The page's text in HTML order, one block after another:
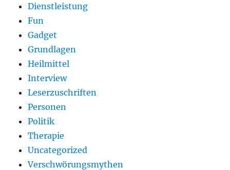
Dienstleistung
Fun
Gadget
Grundlagen
Heilmittel
Interview
Leserzuschriften
Personen
Politik
Therapie
Uncategorized
Verschwörungsmythen